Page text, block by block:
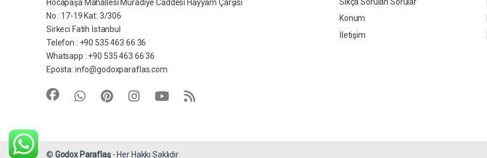
Hocapaşa Mahallesi Muradiye Caddesi Hayyam Çarşısı
No : 17-19 Kat: 3/306
Sirkeci Fatih İstanbul
Telefon : +90 535 463 66 36
Whatsapp : +90 535 463 66 36
Eposta: info@godoxparaflas.com
Konum
İletişim
© Godox Paraflaş- Her Hakkı Saklıdır